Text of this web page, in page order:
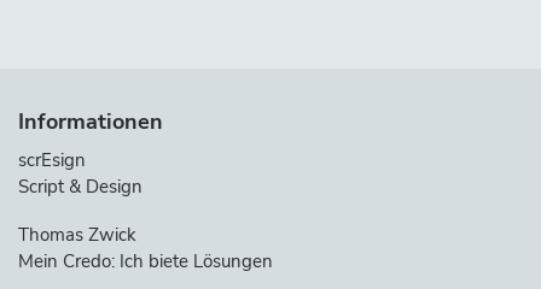
Informationen
scrEsign
Script & Design
Thomas Zwick
Mein Credo: Ich biete Lösungen